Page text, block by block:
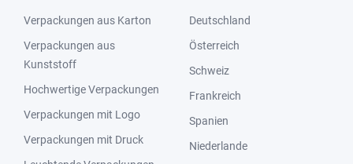
Verpackungen aus Karton
Verpackungen aus
Kunststoff
Hochwertige Verpackungen
Verpackungen mit Logo
Verpackungen mit Druck
Deutschland
Österreich
Schweiz
Frankreich
Spanien
Niederlande